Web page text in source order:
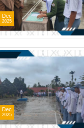
Dec
2025
Dec
2025